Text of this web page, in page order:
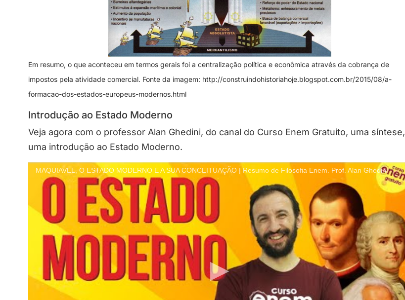
Em resumo, o que aconteceu em termos gerais foi a centralização política e econômica através da cobrança de
impostos pela atividade comercial. Fonte da imagem: http://construindohistoriahoje.blogspot.com.br/2015/08/a-
formacao-dos-estados-europeus-modernos.html
Introdução ao Estado Moderno
Veja agora com o professor Alan Ghedini, do canal do Curso Enem Gratuito, uma síntese,
uma introdução ao Estado Moderno.
MAQUIAVEL, O ESTADO MODERNO E A SUA CONCEITUAÇÃO | Resumo de Filosofia Enem. Prof. Alan Ghedini